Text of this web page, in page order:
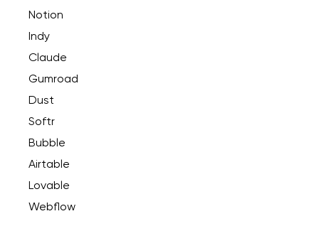
Notion
Indy
Claude
Gumroad
Dust
Softr
Bubble
Airtable
Lovable
Webflow